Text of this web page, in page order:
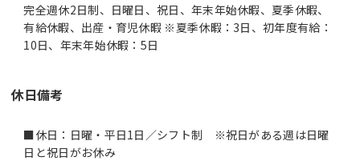
完全週休2日制、日曜日、祝日、年末年始休暇、夏季休暇、
有給休暇、出産・育児休暇 ※夏季休暇：3日、初年度有給：
10日、年末年始休暇：5日
休日備考
■休日：日曜・平日1日／シフト制 ※祝日がある週は日曜
日と祝日がお休み